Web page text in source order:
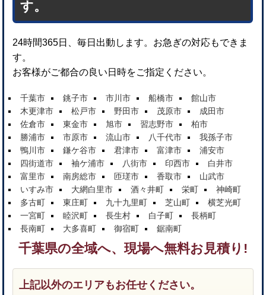
す。
24時間365日、毎日出動します。お急ぎの対応もできま
す。
お客様がご都合の良い日時をご指定ください。
千葉市 銚子市 市川市 船橋市
館山市
木更津市
松戸市 野田市 茂原市
成田市
佐倉市
東金市 旭市 習志野市
柏市
勝浦市
市原市 流山市 八千代市
我孫子市
鴨川市
鎌ケ谷市 君津市 富津市
浦安市
四街道市
袖ケ浦市 八街市 印西市
白井市
富里市
南房総市 匝瑳市 香取市
山武市
いすみ市
大網白里市 酒々井町 栄町
神崎町
多古町
東庄町 九十九里町 芝山町
横芝光町
一宮町
睦沢町 長生村 白子町
長柄町
長南町
大多喜町 御宿町 鋸南町
千葉県の全域へ、現場へ無料お見積り!
上記以外のエリアもお任せください。